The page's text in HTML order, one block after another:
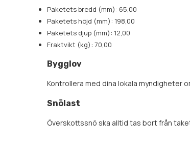
Paketets bredd (mm): 65,00
Paketets höjd (mm): 198,00
Paketets djup (mm): 12,00
Fraktvikt (kg): 70,00
Bygglov
Kontrollera med dina lokala myndigheter
Snölast
Överskottssnö ska alltid tas bort från